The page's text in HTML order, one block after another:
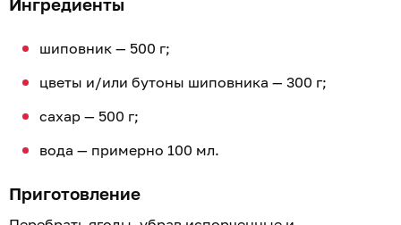
Ингредиенты
шиповник — 500 г;
цветы и/или бутоны шиповника — 300 г;
сахар — 500 г;
вода — примерно 100 мл.
Приготовление